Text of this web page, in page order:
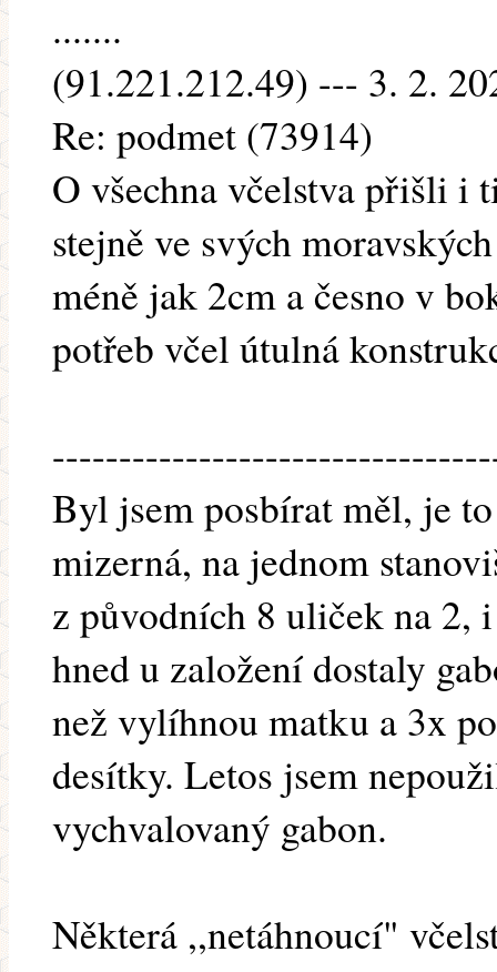
.......
(91.221.212.49) --- 3. 2.
Re: podmet (73914)
O všechna včelstva přišli i
stejně ve svých
méně jak 2cm a česno v
potřeb včel útulná
Byl jsem posbírat měl, je
mizerná, na jednom
z původních 8 uliček na
hned u založení dostaly
než vylíhnou matku a 3x
desítky. Letos jsem
vychvalovaný gabon.
Některá ,,netáhnoucí"